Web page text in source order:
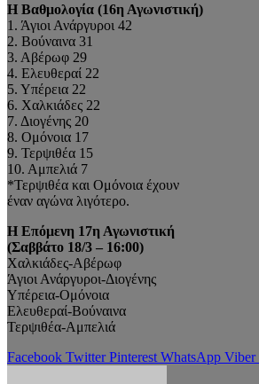
Η Βαθμολογία (16η Αγωνιστική)
1. Άγιοι Ανάργυροι 42
2. Βούναινα 31
3. Αβέρωφ 29
4. Ελευθεραί 22
5. Υπέρεια 22
6. Χαλκιάδες 22
7. Διογένης 20
8. Ομόνοια 17
9. Τερψιθέα 15
10. Αμπελιά 7
*Τερψιθέα και Ομόνοια έχουν
έναν αγώνα λιγότερο.
Η Επόμενη 17η Αγωνιστική
(Σαββάτο 18/3 – 16:00)
Χαλκιάδες-Αβέρωφ
Άγιοι Ανάργυροι-Διογένης
Υπέρεια-Ομόνοια
Ελευθεραί-Βούναινα
Τερψιθέα-Αμπελιά
Facebook Twitter Pinterest WhatsApp Viber